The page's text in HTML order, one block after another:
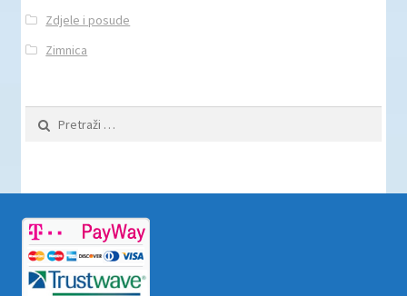
Zdjele i posude
Zimnica
Pretraži: